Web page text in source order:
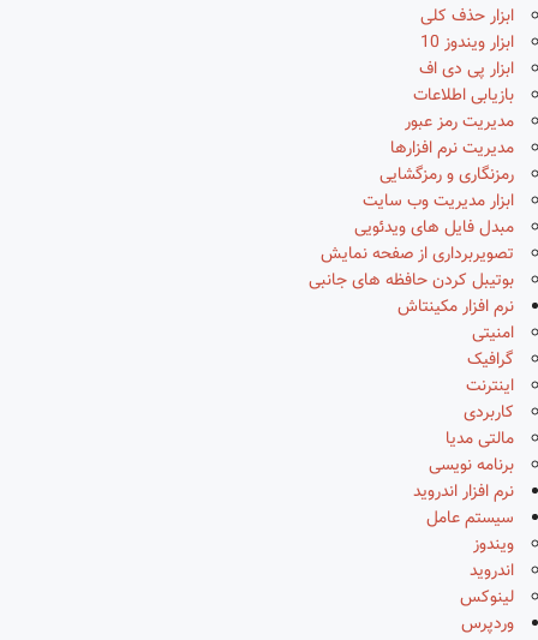
ابزار حذف کلی
ابزار ویندوز 10
ابزار پی دی اف
بازیابی اطلاعات
مدیریت رمز عبور
مدیریت نرم افزارها
رمزنگاری و رمزگشایی
ابزار مدیریت وب سایت
مبدل فایل های ویدئویی
تصویربرداری از صفحه نمایش
بوتیبل کردن حافظه های جانبی
نرم افزار مکینتاش
امنیتی
گرافیک
اینترنت
کاربردی
مالتی مدیا
برنامه نویسی
نرم افزار اندروید
سیستم عامل
ویندوز
اندروید
لینوکس
وردپرس